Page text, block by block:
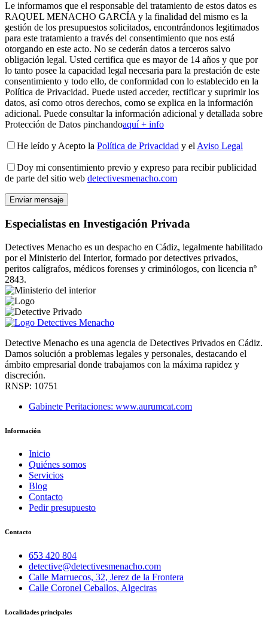
Le informamos que el responsable del tratamiento de estos datos es
RAQUEL MENACHO GARCÍA y la finalidad del mismo es la
gestión de los presupuestos solicitados, encontrándonos legitimados
para este tratamiento a través del consentimiento que nos está
otorgando en este acto. No se cederán datos a terceros salvo
obligación legal. Usted certifica que es mayor de 14 años y que por
lo tanto posee la capacidad legal necesaria para la prestación de este
consentimiento y todo ello, de conformidad con lo establecido en la
Política de Privacidad. Puede usted acceder, rectificar y suprimir los
datos, así como otros derechos, como se explica en la información
adicional. Puede consultar la información adicional y detallada sobre
Protección de Datos pinchandoaquí + info
He leído y Acepto la Política de Privacidad y el Aviso Legal
Doy mi consentimiento previo y expreso para recibir publicidad
de parte del sitio web detectivesmenacho.com
Especialistas en Investigación Privada
Detectives Menacho es un despacho en Cádiz, legalmente habilitado
por el Ministerio del Interior, formado por detectives privados,
peritos calígrafos, médicos forenses y criminólogos, con licencia nº
2843.
Detective Menacho es una agencia de Detectives Privados en Cádiz.
Damos solución a problemas legales y personales, destacando el
ámbito empresarial donde trabajamos con la máxima rapidez y
discreción.
RNSP: 10751
Gabinete Peritaciones: www.aurumcat.com
Información
Inicio
Quiénes somos
Servicios
Blog
Contacto
Pedir presupuesto
Contacto
653 420 804
detective@detectivesmenacho.com
Calle Marruecos, 32, Jerez de la Frontera
Calle Coronel Ceballos, Algeciras
Localidades principales